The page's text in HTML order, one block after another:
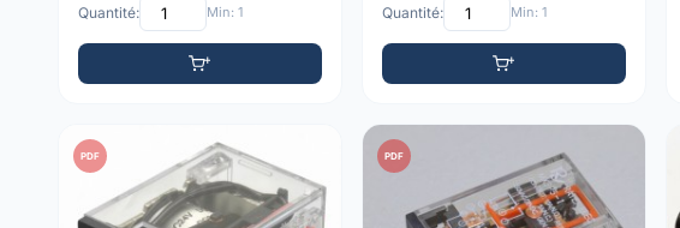
Quantité: Min: 1 Quantité: Min: 1
PDF PDF